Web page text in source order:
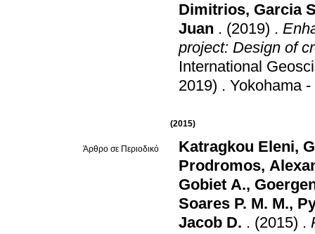
Dimitrios, Garcia
Juan . (2019) .
project: Design of
International
2019) . Yokohama
(2015)
Άρθρο σε Περιοδικό Katragkou Eleni,
Prodromos,
Gobiet A.,
Soares P. M. M.,
Jacob D. . (2015) .